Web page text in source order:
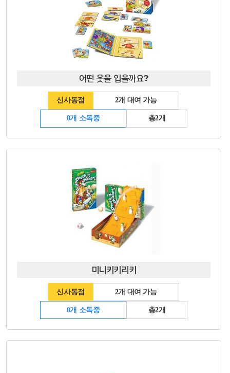
어떤 옷을 입을까요?
신사동점 2개 대여 가능
0개 소독중 총2개
미니키키리키
신사동점 2개 대여 가능
0개 소독중 총2개